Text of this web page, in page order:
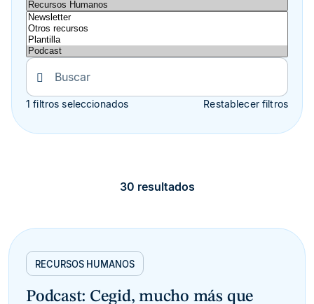
1 filtros seleccionados Restablecer filtros
30 resultados
RECURSOS HUMANOS
Podcast: Cegid, mucho más que